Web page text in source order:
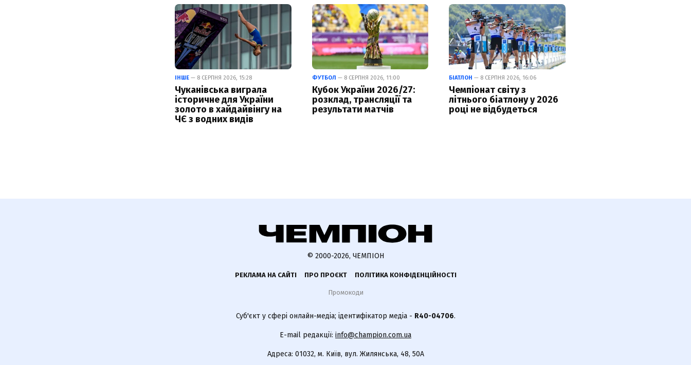
ІНШЕ — 8 СЕРПНЯ 2026, 15:28
Чуканівська виграла
історичне для України
золото в хайдайвінгу на
ЧЄ з водних видів
ФУТБОЛ — 8 СЕРПНЯ 2026, 11:00
Кубок України 2026/27:
розклад, трансляції та
результати матчів
БІАТЛОН — 8 СЕРПНЯ 2026, 16:06
Чемпіонат світу з
літнього біатлону у 2026
році не відбудеться
© 2000-2026, ЧЕМПІОН
РЕКЛАМА НА САЙТІ ПРО ПРОЄКТ ПОЛІТИКА КОНФІДЕНЦІЙНОСТІ
Промокоди
Суб'єкт у сфері онлайн-медіа; ідентифікатор медіа - R40-04706.
E-mail редакції: info@champion.com.ua
Адреса: 01032, м. Київ, вул. Жилянська, 48, 50А